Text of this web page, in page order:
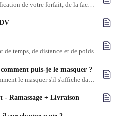
Découvrez les effets de la modification de votre forfait, de la facturation et des tarifs pour les OBNL et les magasins de développement.
de temps, de distance et de poids
puis-je le masquer ?
Signification du ZapietId et comment le masquer s'il s'affiche dans la page du panier
- Ramassage + Livraison